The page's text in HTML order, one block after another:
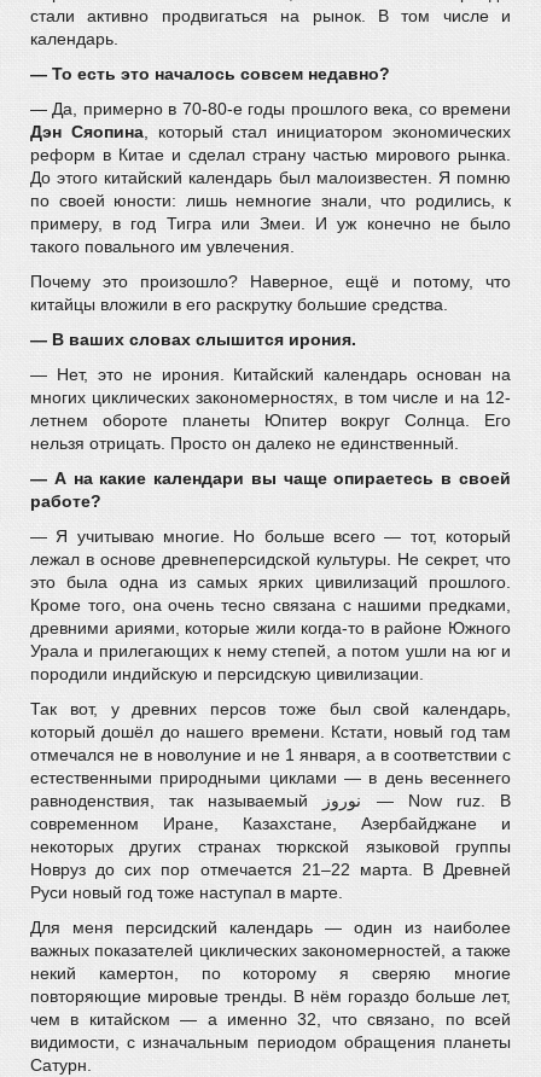
стали активно продвигаться на рынок. В том числе и
календарь.
— То есть это началось совсем недавно?
— Да, примерно в 70-80-е годы прошлого века, со времени
Дэн Сяопина, который стал инициатором экономических
реформ в Китае и сделал страну частью мирового рынка.
До этого китайский календарь был малоизвестен. Я помню
по своей юности: лишь немногие знали, что родились, к
примеру, в год Тигра или Змеи. И уж конечно не было
такого повального им увлечения.
Почему это произошло? Наверное, ещё и потому, что
китайцы вложили в его раскрутку большие средства.
— В ваших словах слышится ирония.
— Нет, это не ирония. Китайский календарь основан на
многих циклических закономерностях, в том числе и на 12-
летнем обороте планеты Юпитер вокруг Солнца. Его
нельзя отрицать. Просто он далеко не единственный.
— А на какие календари вы чаще опираетесь в своей
работе?
— Я учитываю многие. Но больше всего — тот, который
лежал в основе древнеперсидской культуры. Не секрет, что
это была одна из самых ярких цивилизаций прошлого.
Кроме того, она очень тесно связана с нашими предками,
древними ариями, которые жили когда-то в районе Южного
Урала и прилегающих к нему степей, а потом ушли на юг и
породили индийскую и персидскую цивилизации.
Так вот, у древних персов тоже был свой календарь,
который дошёл до нашего времени. Кстати, новый год там
отмечался не в новолуние и не 1 января, а в соответствии с
естественными природными циклами — в день весеннего
равноденствия, так называемый نوروز‎ — Now ruz. В
современном Иране, Казахстане, Азербайджане и
некоторых других странах тюркской языковой группы
Новруз до сих пор отмечается 21–22 марта. В Древней
Руси новый год тоже наступал в марте.
Для меня персидский календарь — один из наиболее
важных показателей циклических закономерностей, а также
некий камертон, по которому я сверяю многие
повторяющие мировые тренды. В нём гораздо больше лет,
чем в китайском — а именно 32, что связано, по всей
видимости, с изначальным периодом обращения планеты
Сатурн.